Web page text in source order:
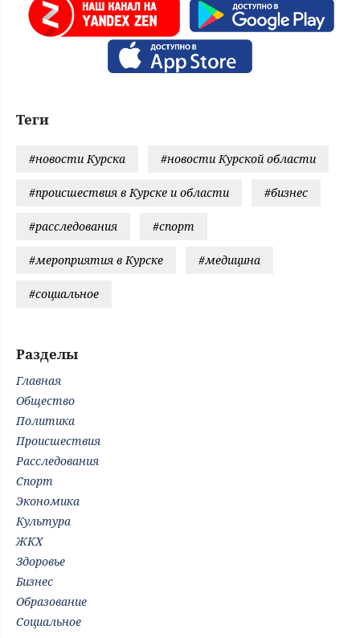
Теги
#новости Курска #новости Курской области
#происшествия в Курске и области #бизнес
#расследования #спорт
#мероприятия в Курске #медицина
#социальное
Разделы
Главная
Общество
Политика
Происшествия
Расследования
Спорт
Экономика
Культура
ЖКХ
Здоровье
Бизнес
Образование
Социальное